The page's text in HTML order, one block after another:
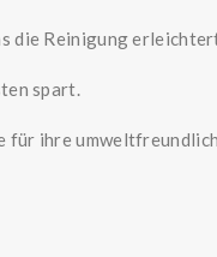
die Reinigung
spart.
für ihre